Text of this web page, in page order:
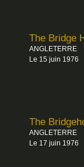
The Bridge
ANGLETERRE
Le 15 juin 1976
The
ANGLETERRE
Le 17 juin 1976